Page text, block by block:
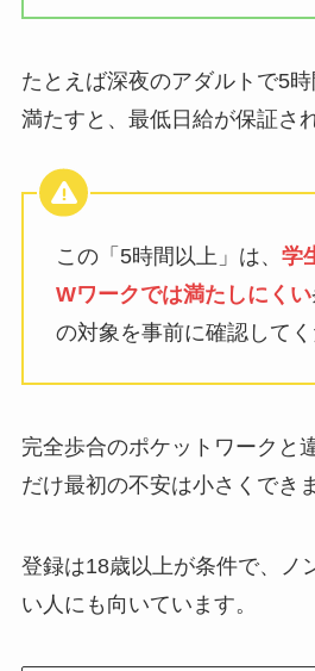
たとえば深夜のアダルトで5
満たすと、最低日給が保証さ
この「5時間以上」は、 学
Wワークでは満たしにくい
の対象を事前に確認してく
完全歩合のポケットワークと
だけ最初の不安は小さくでき
登録は18歳以上が条件で、ノ
い人にも向いています。